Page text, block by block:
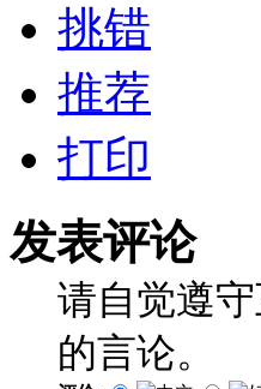
挑错
推荐
打印
发表评论
请自觉遵
的言论。